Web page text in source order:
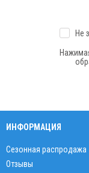
Не
ИНФОРМАЦИЯ
Сезонная распродажа
Отзывы